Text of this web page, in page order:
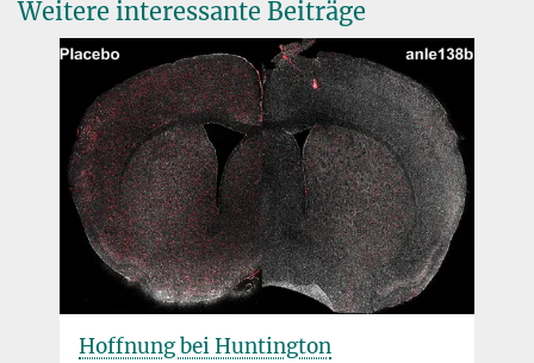
alec.wodtke@...
Carmen Rotte
Leiterin der Presse- und Öffentlichkeitsarbeit
+49 551 201-1304
carmen.rotte@...
Romas Bielke
Pressesprecher, Universität Göttingen
+49 551 39-12172
romas.bielke@...
(Griechenland)
Velocity-resolved kinetics of site-specific carbon monoxide
oxidation on platinum surfaces.
, 280-283 (2018).
Weitere interessante Beiträge
Hoffnung bei Huntington